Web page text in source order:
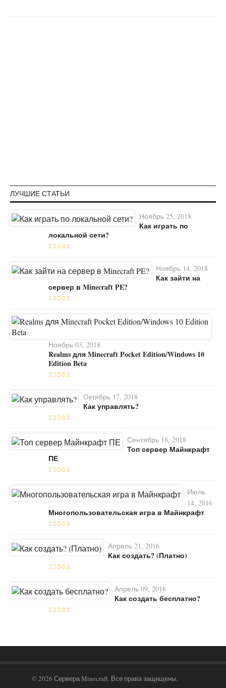
ЛУЧШИЕ СТАТЬИ
Ноябрь 25, 2018
Как играть по
локальной сети?
Ноябрь 14, 2018
Как зайти на
сервер в Minecraft PE?
Ноябрь 03, 2018
Realms для Minecraft Pocket Edition/Windows 10
Edition Beta
Октябрь 17, 2018
Как управлять?
Сентябрь 18, 2018
Топ сервер Майнкрафт
ПЕ
Июль
14, 2016
Многопользовательская игра в Майнкрафт
Апрель 21, 2016
Как создать? (Платно)
Апрель 09, 2016
Как создать бесплатно?
© 2026 Сервера Minecraft. Все права защищены.